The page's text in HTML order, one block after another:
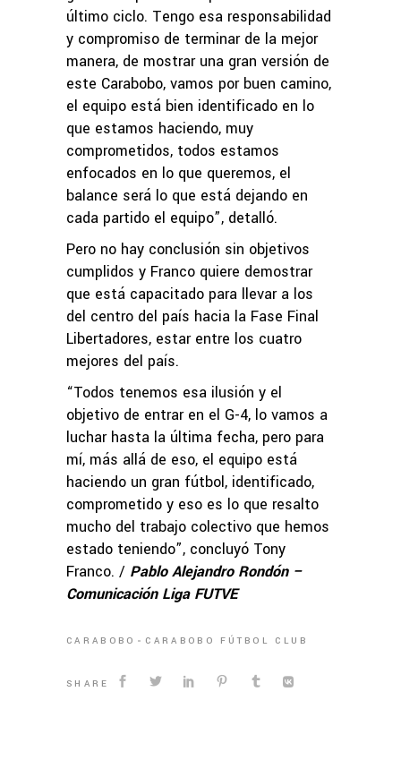
último ciclo. Tengo esa responsabilidad
y compromiso de terminar de la mejor
manera, de mostrar una gran versión de
este Carabobo, vamos por buen camino,
el equipo está bien identificado en lo
que estamos haciendo, muy
comprometidos, todos estamos
enfocados en lo que queremos, el
balance será lo que está dejando en
cada partido el equipo”, detalló.
Pero no hay conclusión sin objetivos
cumplidos y Franco quiere demostrar
que está capacitado para llevar a los
del centro del país hacia la Fase Final
Libertadores, estar entre los cuatro
mejores del país.
“Todos tenemos esa ilusión y el
objetivo de entrar en el G-4, lo vamos a
luchar hasta la última fecha, pero para
mí, más allá de eso, el equipo está
haciendo un gran fútbol, identificado,
comprometido y eso es lo que resalto
mucho del trabajo colectivo que hemos
estado teniendo”, concluyó Tony
Franco. / Pablo Alejandro Rondón –
Comunicación Liga FUTVE
CARABOBO CARABOBO FÚTBOL CLUB
SHARE